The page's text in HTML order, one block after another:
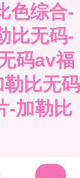
色综合-
比无码-
码av福
比无码
-加勒比